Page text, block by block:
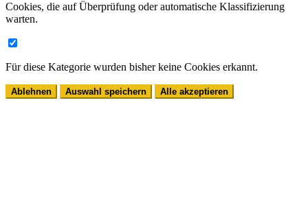
Cookies, die auf Überprüfung oder automatische Klassifizierung
warten.
Für diese Kategorie wurden bisher keine Cookies erkannt.
Ablehnen Auswahl speichern Alle akzeptieren